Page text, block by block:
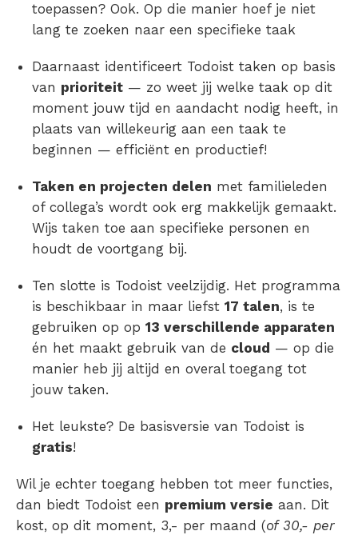
toepassen? Ook. Op die manier hoef je niet
lang te zoeken naar een specifieke taak
Daarnaast identificeert Todoist taken op basis
van prioriteit — zo weet jij welke taak op dit
moment jouw tijd en aandacht nodig heeft, in
plaats van willekeurig aan een taak te
beginnen — efficiënt en productief!
Taken en projecten delen met familieleden
of collega’s wordt ook erg makkelijk gemaakt.
Wijs taken toe aan specifieke personen en
houdt de voortgang bij.
Ten slotte is Todoist veelzijdig. Het programma
is beschikbaar in maar liefst 17 talen, is te
gebruiken op op 13 verschillende apparaten
én het maakt gebruik van de cloud — op die
manier heb jij altijd en overal toegang tot
jouw taken.
Het leukste? De basisversie van Todoist is
gratis!
Wil je echter toegang hebben tot meer functies,
dan biedt Todoist een premium versie aan. Dit
kost, op dit moment, 3,- per maand (of 30,- per